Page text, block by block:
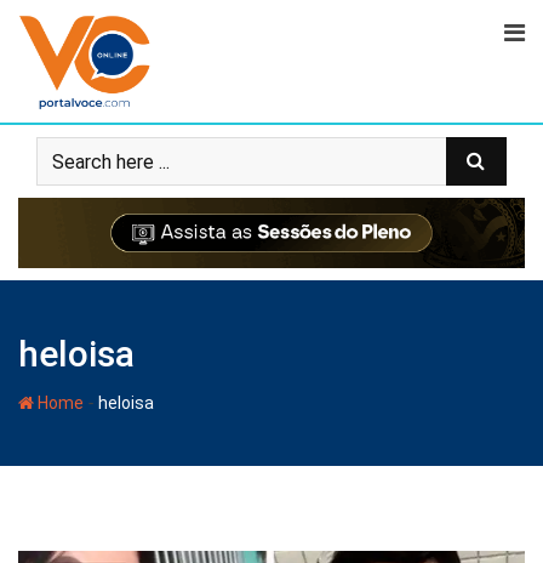
heloisa
Home - heloisa